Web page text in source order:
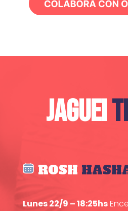
JAGUEI
ROSH
Lunes 22/9 – 18:25hs